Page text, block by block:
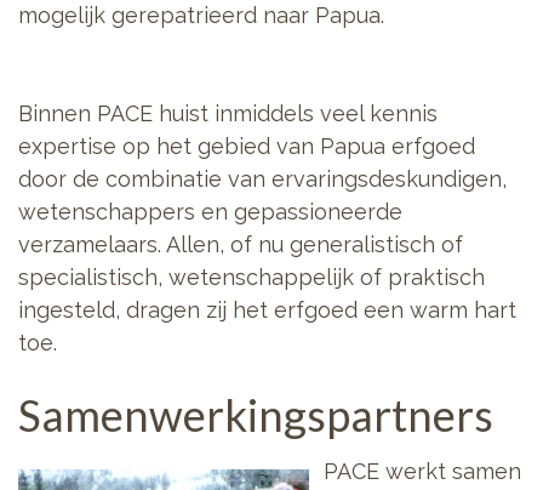
mogelijk gerepatrieerd naar Papua.
Binnen PACE huist inmiddels veel kennis
expertise op het gebied van Papua erfgoed
door de combinatie van ervaringsdeskundigen,
wetenschappers en gepassioneerde
verzamelaars. Allen, of nu generalistisch of
specialistisch, wetenschappelijk of praktisch
ingesteld, dragen zij het erfgoed een warm hart
toe.
Samenwerkingspartners
PACE werkt samen